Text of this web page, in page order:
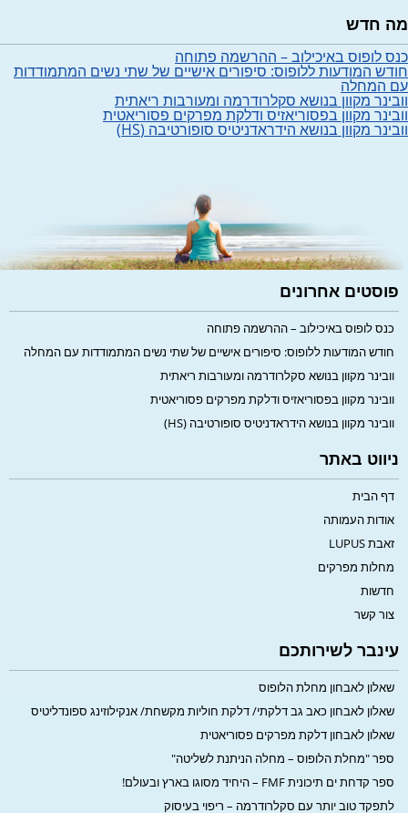
מה חדש
כנס לופוס באיכילוב – ההרשמה פתוחה
חודש המודעות ללופוס: סיפורים אישיים של שתי נשים המתמודדות
עם המחלה
וובינר מקוון בנושא סקלרודרמה ומעורבות ריאתית
וובינר מקוון בפסוריאזיס ודלקת מפרקים פסוריאטית
וובינר מקוון בנושא הידראדניטיס סופורטיבה (HS)
פוסטים אחרונים
כנס לופוס באיכילוב – ההרשמה פתוחה
חודש המודעות ללופוס: סיפורים אישיים של שתי נשים המתמודדות עם המחלה
וובינר מקוון בנושא סקלרודרמה ומעורבות ריאתית
וובינר מקוון בפסוריאזיס ודלקת מפרקים פסוריאטית
וובינר מקוון בנושא הידראדניטיס סופורטיבה (HS)
ניווט באתר
דף הבית
אודות העמותה
זאבת LUPUS
מחלות מפרקים
חדשות
צור קשר
עינבר לשירותכם
שאלון לאבחון מחלת הלופוס
שאלון לאבחון כאב גב דלקתי/ דלקת חוליות מקשחת/ אנקילוזינג ספונדליטיס
שאלון לאבחון דלקת מפרקים פסוריאטית
ספר "מחלת הלופוס – מחלה הניתנת לשליטה"
ספר קדחת ים תיכונית FMF – היחיד מסוגו בארץ ובעולם!
לתפקד טוב יותר עם סקלרודרמה – ריפוי בעיסוק